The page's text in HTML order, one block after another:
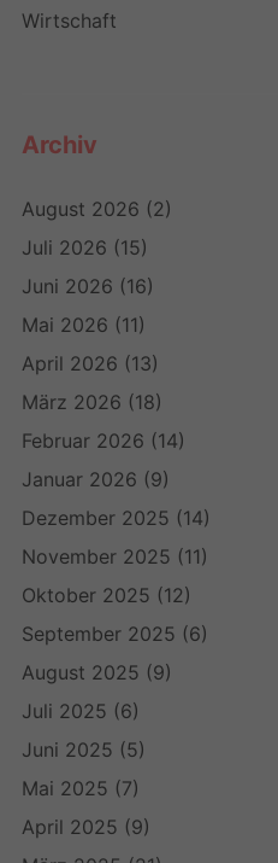
Wirtschaft
Archiv
August 2026 (2)
Juli 2026 (15)
Juni 2026 (16)
Mai 2026 (11)
April 2026 (13)
März 2026 (18)
Februar 2026 (14)
Januar 2026 (9)
Dezember 2025 (14)
November 2025 (11)
Oktober 2025 (12)
September 2025 (6)
August 2025 (9)
Juli 2025 (6)
Juni 2025 (5)
Mai 2025 (7)
April 2025 (9)